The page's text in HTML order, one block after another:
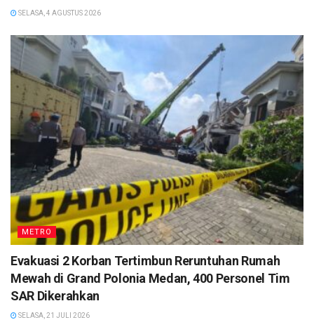
SELASA, 4 AGUSTUS 2026
METRO
Evakuasi 2 Korban Tertimbun Reruntuhan Rumah
Mewah di Grand Polonia Medan, 400 Personel Tim
SAR Dikerahkan
SELASA, 21 JULI 2026